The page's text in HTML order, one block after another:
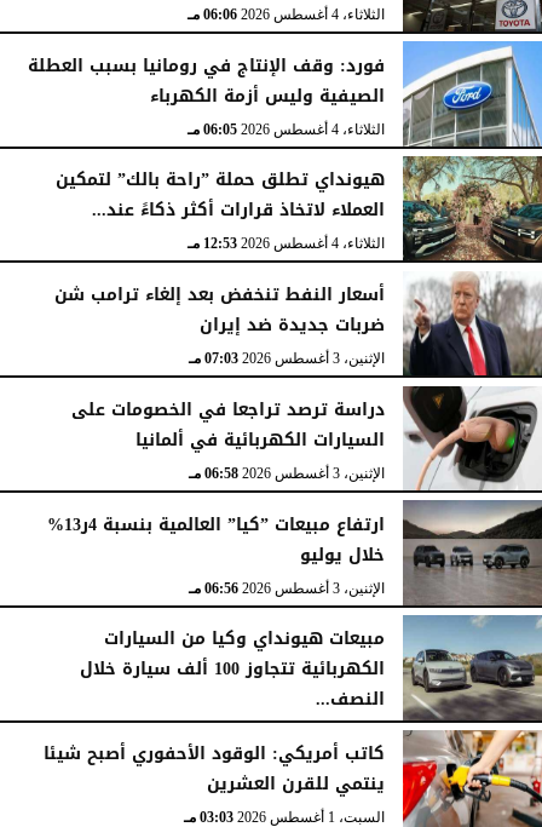
الثلاثاء، 4 أغسطس 2026 06:06 مـ
فورد: وقف الإنتاج في رومانيا بسبب العطلة
الصيفية وليس أزمة الكهرباء
الثلاثاء، 4 أغسطس 2026 06:05 مـ
هيونداي تطلق حملة ”راحة بالك” لتمكين
العملاء لاتخاذ قرارات أكثر ذكاءً عند...
الثلاثاء، 4 أغسطس 2026 12:53 مـ
أسعار النفط تنخفض بعد إلغاء ترامب شن
ضربات جديدة ضد إيران
الإثنين، 3 أغسطس 2026 07:03 مـ
دراسة ترصد تراجعا في الخصومات على
السيارات الكهربائية في ألمانيا
الإثنين، 3 أغسطس 2026 06:58 مـ
ارتفاع مبيعات ”كيا” العالمية بنسبة 4ر13%
خلال يوليو
الإثنين، 3 أغسطس 2026 06:56 مـ
مبيعات هيونداي وكيا من السيارات
الكهربائية تتجاوز 100 ألف سيارة خلال
النصف...
الأحد، 2 أغسطس 2026 06:17 مـ
كاتب أمريكي: الوقود الأحفوري أصبح شيئا
ينتمي للقرن العشرين
السبت، 1 أغسطس 2026 03:03 مـ